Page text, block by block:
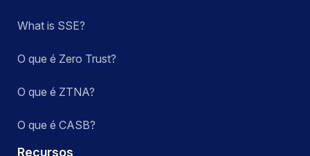
What is SSE?
O que é Zero Trust?
O que é ZTNA?
O que é CASB?
Recursos